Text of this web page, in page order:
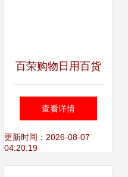
百荣购物日用百货
攻略 省钱又实用的
十大小窍门
查看详情
更新时间：2026-08-07
04:20:19